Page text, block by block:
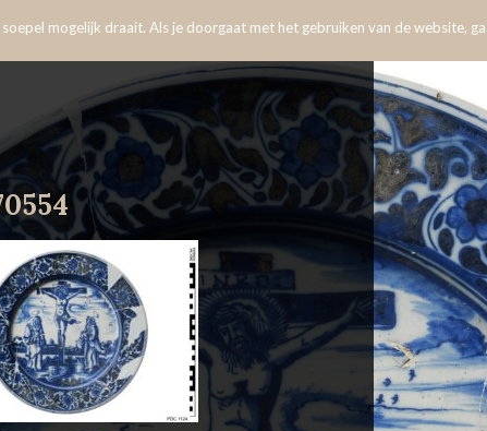
mogelijk draait. Als je doorgaat met het gebruiken van de website,